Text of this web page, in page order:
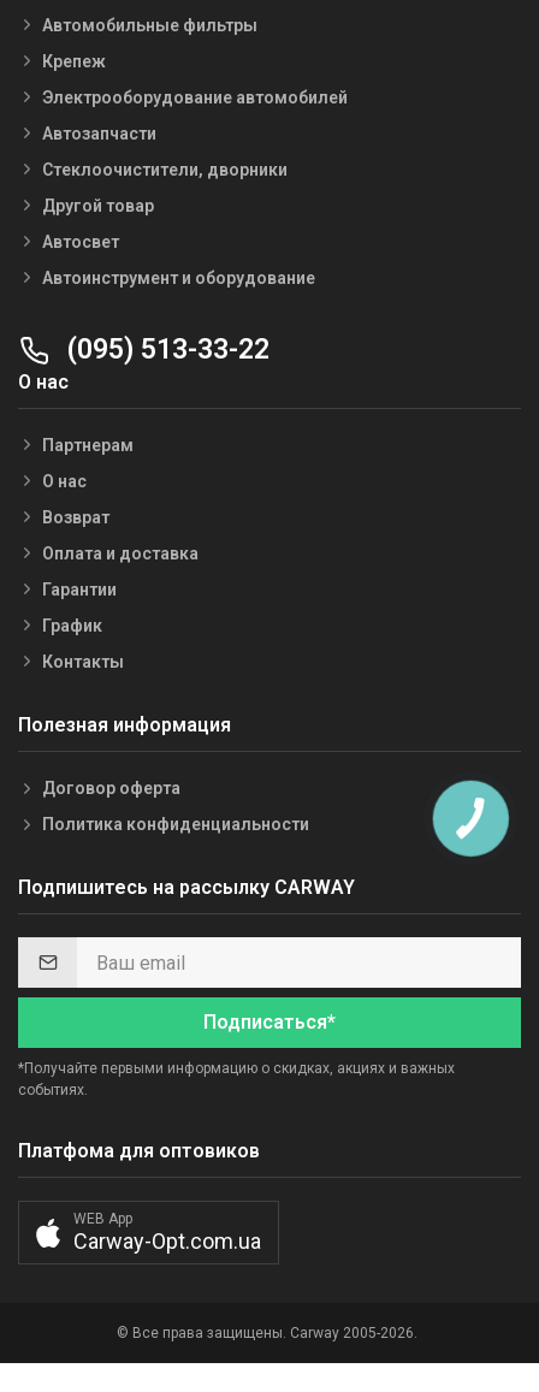
Автомобильные фильтры
Крепеж
Электрооборудование автомобилей
Автозапчасти
Стеклоочистители, дворники
Другой товар
Автосвет
Автоинструмент и оборудование
(095) 513-33-22
О нас
Партнерам
О нас
Возврат
Оплата и доставка
Гарантии
График
Контакты
Полезная информация
Договор оферта
Политика конфиденциальности
Подпишитесь на рассылку CARWAY
Подписаться*
*Получайте первыми информацию о скидках, акциях и важных
событиях.
Платфома для оптовиков
WEB App
Carway-Opt.com.ua
© Все права защищены. Carway 2005-2026.